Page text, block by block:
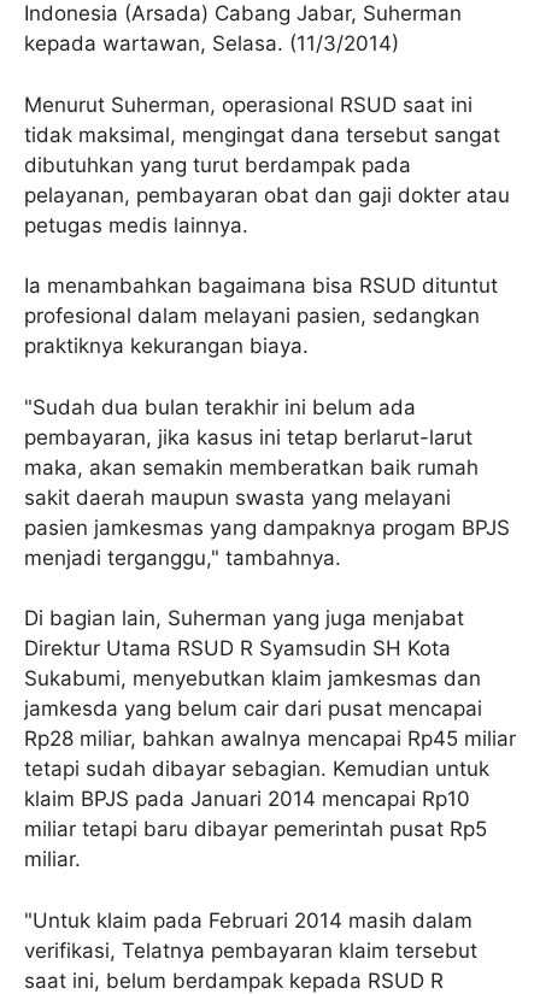
Indonesia (Arsada) Cabang Jabar, Suherman
kepada wartawan, Selasa. (11/3/2014)
Menurut Suherman, operasional RSUD saat ini
tidak maksimal, mengingat dana tersebut sangat
dibutuhkan yang turut berdampak pada
pelayanan, pembayaran obat dan gaji dokter atau
petugas medis lainnya.
Ia menambahkan bagaimana bisa RSUD dituntut
profesional dalam melayani pasien, sedangkan
praktiknya kekurangan biaya.
"Sudah dua bulan terakhir ini belum ada
pembayaran, jika kasus ini tetap berlarut-larut
maka, akan semakin memberatkan baik rumah
sakit daerah maupun swasta yang melayani
pasien jamkesmas yang dampaknya progam BPJS
menjadi terganggu," tambahnya.
Di bagian lain, Suherman yang juga menjabat
Direktur Utama RSUD R Syamsudin SH Kota
Sukabumi, menyebutkan klaim jamkesmas dan
jamkesda yang belum cair dari pusat mencapai
Rp28 miliar, bahkan awalnya mencapai Rp45 miliar
tetapi sudah dibayar sebagian. Kemudian untuk
klaim BPJS pada Januari 2014 mencapai Rp10
miliar tetapi baru dibayar pemerintah pusat Rp5
miliar.
"Untuk klaim pada Februari 2014 masih dalam
verifikasi, Telatnya pembayaran klaim tersebut
saat ini, belum berdampak kepada RSUD R